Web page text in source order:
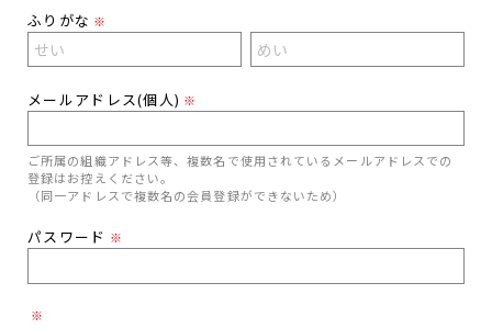
ふりがな ※
メールアドレス(個人) ※
ご所属の組織アドレス等、複数名で使用されているメールアドレスでの
登録はお控えください。
（同一アドレスで複数名の会員登録ができないため）
パスワード ※
※